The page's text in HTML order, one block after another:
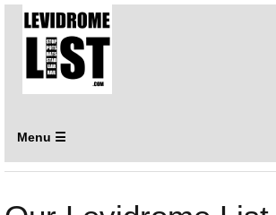
Menu ☰